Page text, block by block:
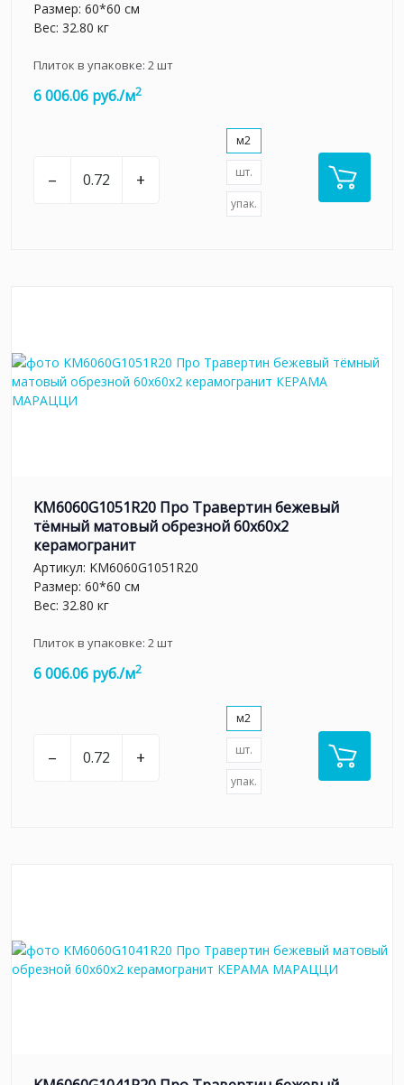
Размер: 60*60 см
Вес: 32.80 кг
Плиток в упаковке: 2шт
6 006.06 руб./м2
– +
м2
шт.
упак.
KM6060G1051R20 Про Травертин бежевый
тёмный матовый обрезной 60x60x2
керамогранит
Артикул: KM6060G1051R20
Размер: 60*60 см
Вес: 32.80 кг
Плиток в упаковке: 2шт
6 006.06 руб./м2
– +
м2
шт.
упак.